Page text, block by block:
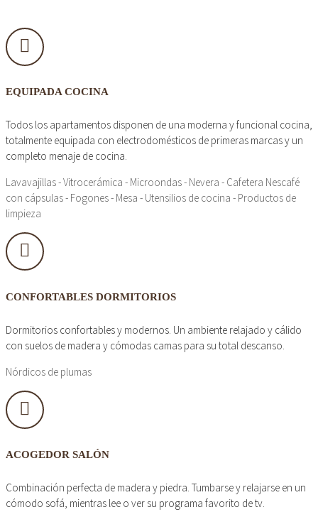
EQUIPADA COCINA
Todos los apartamentos disponen de una moderna y funcional cocina,
totalmente equipada con electrodomésticos de primeras marcas y un
completo menaje de cocina.
Lavavajillas - Vitrocerámica - Microondas - Nevera - Cafetera Nescafé
con cápsulas - Fogones - Mesa - Utensilios de cocina - Productos de
limpieza
CONFORTABLES DORMITORIOS
Dormitorios confortables y modernos. Un ambiente relajado y cálido
con suelos de madera y cómodas camas para su total descanso.
Nórdicos de plumas
ACOGEDOR SALÓN
Combinación perfecta de madera y piedra. Tumbarse y relajarse en un
cómodo sofá, mientras lee o ver su programa favorito de tv.